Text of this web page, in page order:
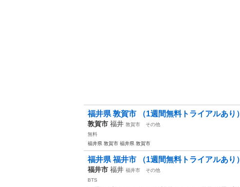
福井県 敦賀市 （1週間無料トライアルあり
敦賀市 福井 敦賀市
その他
無料
福井県 敦賀市 福井県 敦賀市
福井県 福井市 （1週間無料トライアルあり
福井市 福井 福井市
その他
BTS